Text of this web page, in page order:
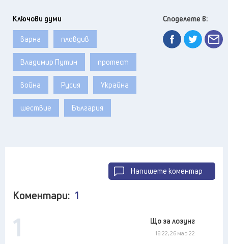
Ключови думи
варна пловдив
Владимир Путин протест
война Русия Украйна
шествие България
Споделете в:
Напишете коментар
Коментари: 1
1 Що за лозунг
16:22, 26 мар 22